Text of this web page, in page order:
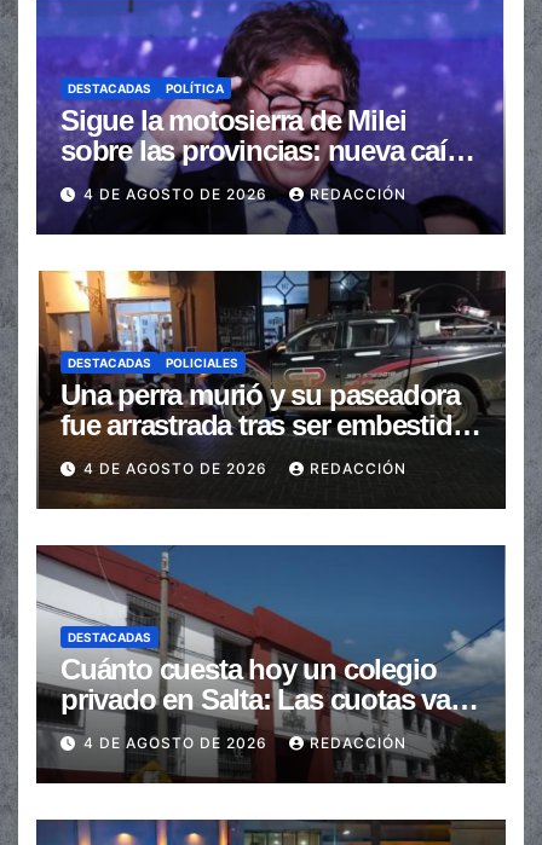
DESTACADAS POLÍTICA
Sigue la motosierra de Milei
sobre las provincias: nueva caída
de las transferencias no
automáticas
4 DE AGOSTO DE 2026 REDACCIÓN
DESTACADAS POLICIALES
Una perra murió y su paseadora
fue arrastrada tras ser embestidas
en la senda peatonal
4 DE AGOSTO DE 2026 REDACCIÓN
DESTACADAS
Cuánto cuesta hoy un colegio
privado en Salta: Las cuotas van
de $110.000 a más de $600.000
4 DE AGOSTO DE 2026 REDACCIÓN